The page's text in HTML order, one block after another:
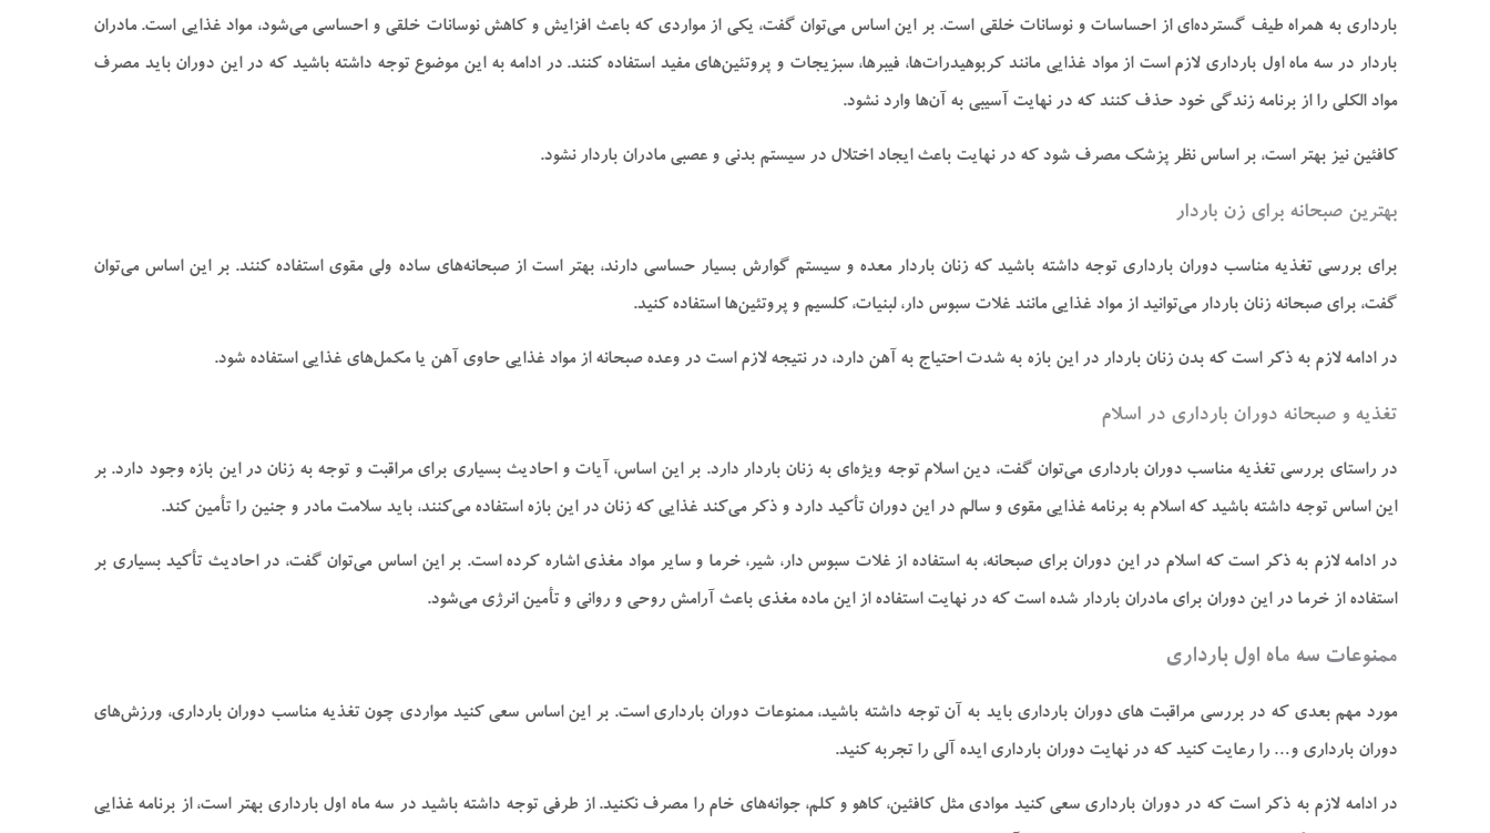
بارداری به همراه طیف گسترده‌ای از احساسات و نوسانات خلقی است. بر این اساس می‌توان گفت، یکی از مواردی که باعث افزایش و کاهش نوسانات خلقی و احساسی می‌شود، مواد غذایی است. مادران
باردار در سه ماه اول بارداری لازم است از مواد غذایی مانند کربوهیدرات‌ها، فیبرها، سبزیجات و پروتئین‌های مفید استفاده کنند. در ادامه به این موضوع توجه داشته باشید که در این دوران باید مصرف
مواد الکلی را از برنامه زندگی خود حذف کنند که در نهایت آسیبی به آن‌ها وارد نشود.
کافئین نیز بهتر است، بر اساس نظر پزشک مصرف شود که در نهایت باعث ایجاد اختلال در سیستم بدنی و عصبی مادران باردار نشود.
بهترین صبحانه برای زن باردار
برای بررسی تغذیه مناسب دوران بارداری توجه داشته باشید که زنان باردار معده و سیستم گوارش بسیار حساسی دارند، بهتر است از صبحانه‌های ساده ولی مقوی استفاده کنند. بر این اساس می‌­توان
گفت، برای صبحانه زنان باردار می‌توانید از مواد غذایی مانند غلات سبوس دار، لبنیات، کلسیم و پروتئین‌ها استفاده کنید.
در ادامه لازم به ذکر است که بدن زنان باردار در این بازه به شدت احتیاج به آهن دارد، در نتیجه لازم است در وعده صبحانه از مواد غذایی حاوی آهن یا مکمل‌های غذایی استفاده شود.
تغذیه و صبحانه دوران بارداری در اسلام
در راستای بررسی تغذیه مناسب دوران بارداری می‌توان گفت، دین اسلام توجه ویژه‌ای به زنان باردار دارد. بر این اساس، آیات و احادیث بسیاری برای مراقبت و توجه به زنان در این بازه وجود دارد. بر
این اساس توجه داشته باشید که اسلام به برنامه غذایی مقوی و سالم در این دوران تأکید دارد و ذکر می‌کند غذایی که زنان در این بازه استفاده می‌کنند، باید سلامت مادر و جنین را تأمین کند.
در ادامه لازم به ذکر است که اسلام در این دوران برای صبحانه، به استفاده از غلات سبوس دار، شیر، خرما و سایر مواد مغذی اشاره کرده است. بر این اساس می‌توان گفت، در احادیث تأکید بسیاری بر
استفاده از خرما در این دوران برای مادران باردار شده است که در نهایت استفاده از این ماده مغذی باعث آرامش روحی و روانی و تأمین انرژی می‌شود.
ممنوعات سه ماه اول بارداری
مورد مهم بعدی که در بررسی مراقبت ‌های دوران بارداری باید به آن توجه داشته باشید، ممنوعات دوران بارداری است. بر این اساس سعی کنید مواردی چون تغذیه مناسب دوران بارداری، ورزش‌های
دوران بارداری و… را رعایت کنید که در نهایت دوران بارداری ایده آلی را تجربه کنید.
در ادامه لازم به ذکر است که در دوران بارداری سعی کنید موادی مثل کافئین، کاهو و کلم، جوانه‌های خام را مصرف نکنید. از طرفی توجه داشته باشید در سه ماه اول بارداری بهتر است، از برنامه غذایی